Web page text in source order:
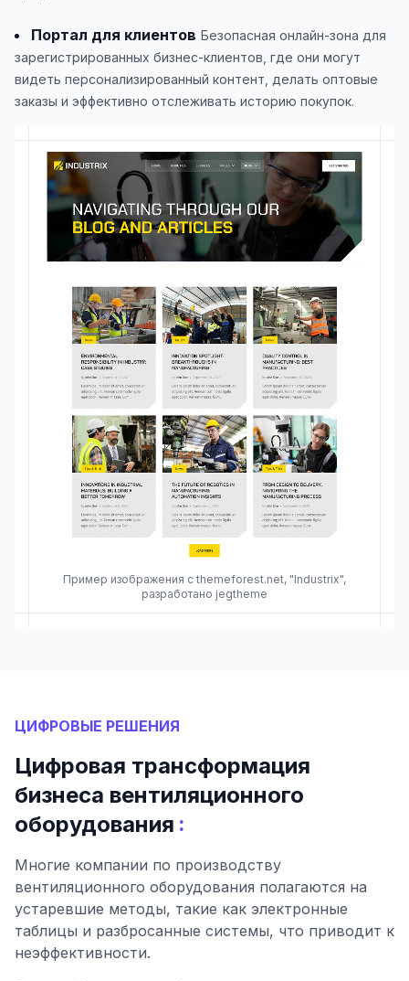
Пример изображения с themeforest.net, "Industrix",
разработано jegtheme
Портал для клиентов Безопасная онлайн-зона для
зарегистрированных бизнес-клиентов, где они могут
видеть персонализированный контент, делать оптовые
заказы и эффективно отслеживать историю покупок.
ЦИФРОВЫЕ РЕШЕНИЯ
Цифровая трансформация
бизнеса вентиляционного
оборудования :
Многие компании по производству
вентиляционного оборудования полагаются на
устаревшие методы, такие как электронные
таблицы и разбросанные системы, что приводит к
неэффективности.